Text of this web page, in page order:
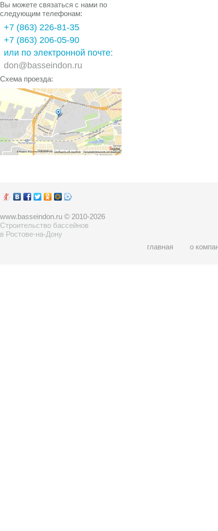
Вы можете связаться с нами по
следующим телефонам:
+7 (863) 226-81-35
+7 (863) 206-05-90
или по электронной почте:
don@basseindon.ru
Схема проезда:
www.basseindon.ru © 2010-2026
Строительство бассейнов
в Ростове-на-Дону
главная
о